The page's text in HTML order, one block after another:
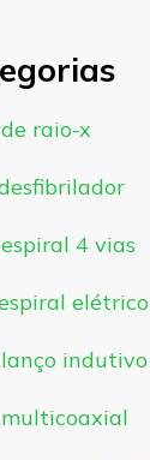
raio-x
4 vias
elétrico
indutivo